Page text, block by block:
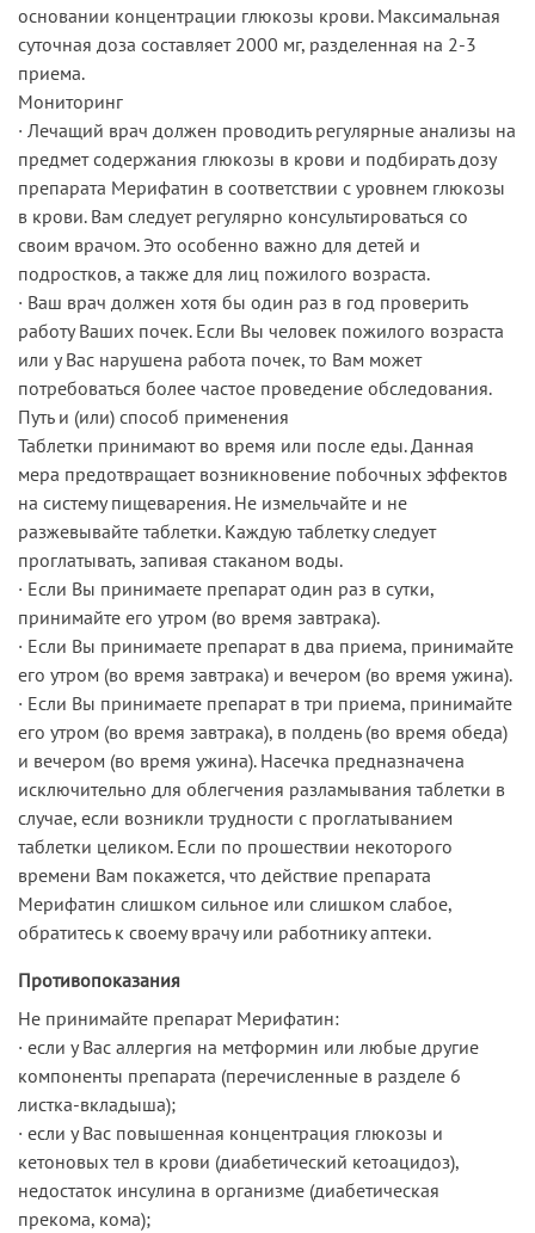
основании концентрации глюкозы крови. Максимальная
суточная доза составляет 2000 мг, разделенная на 2-3
приема.
Мониторинг
· Лечащий врач должен проводить регулярные анализы на
предмет содержания глюкозы в крови и подбирать дозу
препарата Мерифатин в соответствии с уровнем глюкозы
в крови. Вам следует регулярно консультироваться со
своим врачом. Это особенно важно для детей и
подростков, а также для лиц пожилого возраста.
· Ваш врач должен хотя бы один раз в год проверить
работу Ваших почек. Если Вы человек пожилого возраста
или у Вас нарушена работа почек, то Вам может
потребоваться более частое проведение обследования.
Путь и (или) способ применения
Таблетки принимают во время или после еды. Данная
мера предотвращает возникновение побочных эффектов
на систему пищеварения. Не измельчайте и не
разжевывайте таблетки. Каждую таблетку следует
проглатывать, запивая стаканом воды.
· Если Вы принимаете препарат один раз в сутки,
принимайте его утром (во время завтрака).
· Если Вы принимаете препарат в два приема, принимайте
его утром (во время завтрака) и вечером (во время ужина).
· Если Вы принимаете препарат в три приема, принимайте
его утром (во время завтрака), в полдень (во время обеда)
и вечером (во время ужина). Насечка предназначена
исключительно для облегчения разламывания таблетки в
случае, если возникли трудности с проглатыванием
таблетки целиком. Если по прошествии некоторого
времени Вам покажется, что действие препарата
Мерифатин слишком сильное или слишком слабое,
обратитесь к своему врачу или работнику аптеки.
Противопоказания
Не принимайте препарат Мерифатин:
· если у Вас аллергия на метформин или любые другие
компоненты препарата (перечисленные в разделе 6
листка-вкладыша);
· если у Вас повышенная концентрация глюкозы и
кетоновых тел в крови (диабетический кетоацидоз),
недостаток инсулина в организме (диабетическая
прекома, кома);